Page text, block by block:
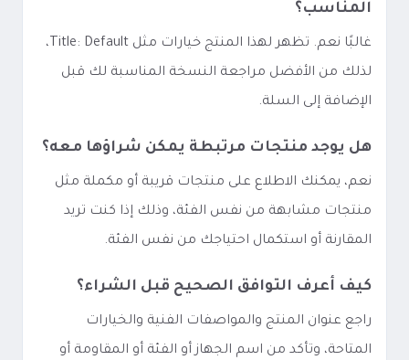
المناسب؟
غالبًا نعم. تظهر لهذا المنتج خيارات مثل Title: Default،
لذلك من الأفضل مراجعة النسخة المناسبة لك قبل
الإضافة إلى السلة.
هل يوجد منتجات مرتبطة يمكن شراؤها معه؟
نعم، يمكنك الاطلاع على منتجات قريبة أو مكملة مثل
منتجات مشابهة من نفس الفئة، وذلك إذا كنت تريد
المقارنة أو استكمال احتياجك من نفس الفئة.
كيف أعرف التوافق الصحيح قبل الشراء؟
راجع عنوان المنتج والمواصفات الفنية والخيارات
المتاحة، وتأكد من اسم الجهاز أو الفئة أو المقاومة أو